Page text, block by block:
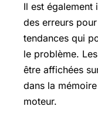
Il est également
des erreurs
tendances qui
le problème.
être affichées
dans la
moteur.